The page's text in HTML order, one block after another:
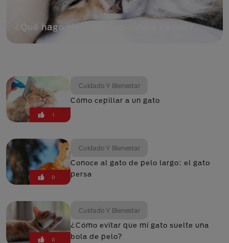
¿Qué hago si mi gato no quiere comer?
1
Cuidado Y Bienestar
Cómo cepillar a un gato
0
Cuidado Y Bienestar
Conoce al gato de pelo largo: el gato
persa
0
Cuidado Y Bienestar
¿Cómo evitar que mi gato suelte una
bola de pelo?